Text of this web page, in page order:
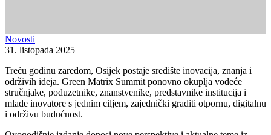
Novosti
31. listopada 2025
Treću godinu zaredom, Osijek postaje središte inovacija, znanja i
održivih ideja. Green Matrix Summit ponovno okuplja vodeće
stručnjake, poduzetnike, znanstvenike, predstavnike institucija i
mlade inovatore s jednim ciljem, zajednički graditi otpornu, digitalnu
i održivu budućnost.